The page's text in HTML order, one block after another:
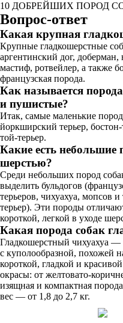
10 ДОБРЕЙШИХ ПОРОД
Вопрос-ответ
Какая крупная
Крупные гладкошерстные
аргентинский дог,
мастиф, ротвейлер, а также
французская порода.
Как называется
и пушистые?
Итак, самые маленькие
йоркширский терьер,
той-терьер.
Какие есть небольшие
шерстью?
Среди небольших пород
выделить бульдогов
терьеров, чихуахуа, мопсов
терьер). Эти породы
короткой, легкой в уходе
Какая порода собак
Гладкошерстный чихуахуа —
с куполообразной, похожей
короткой, гладкой и
окрасы: от желтовато-
изящная и компактная
вес — от 1,8 до 2,7 кг.